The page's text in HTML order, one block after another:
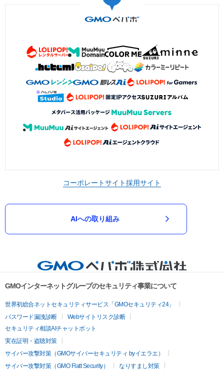
コーポレートサイト採用サイト
AIへの取り組み
GMOインターネットグループのセキュリティ事業について
世界初総合ネットセキュリティサービス「GMOセキュリティ24」
パスワード漏洩診断
Webサイトリスク診断
セキュリティ相談AIチャットボット
実在証明・盗聴対策
サイバー攻撃対策（GMOサイバーセキュリティ byイエラエ）
サイバー攻撃対策（GMO Flatt Security）
なりすまし対策